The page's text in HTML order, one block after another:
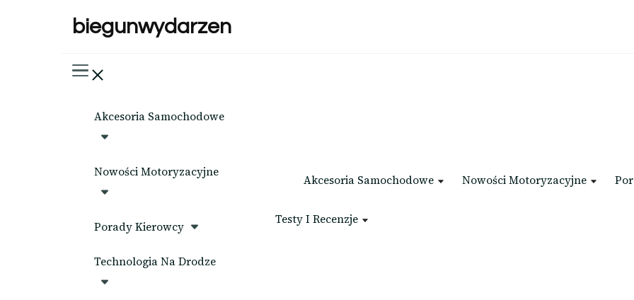
biegunwydarzen
Akcesoria Samochodowe
Nowości Motoryzacyjne
Porady Kierowcy
Technologia Na Drodze
Akcesoria Samochodowe Nowości Motoryzacyjne
Testy I Recenzje